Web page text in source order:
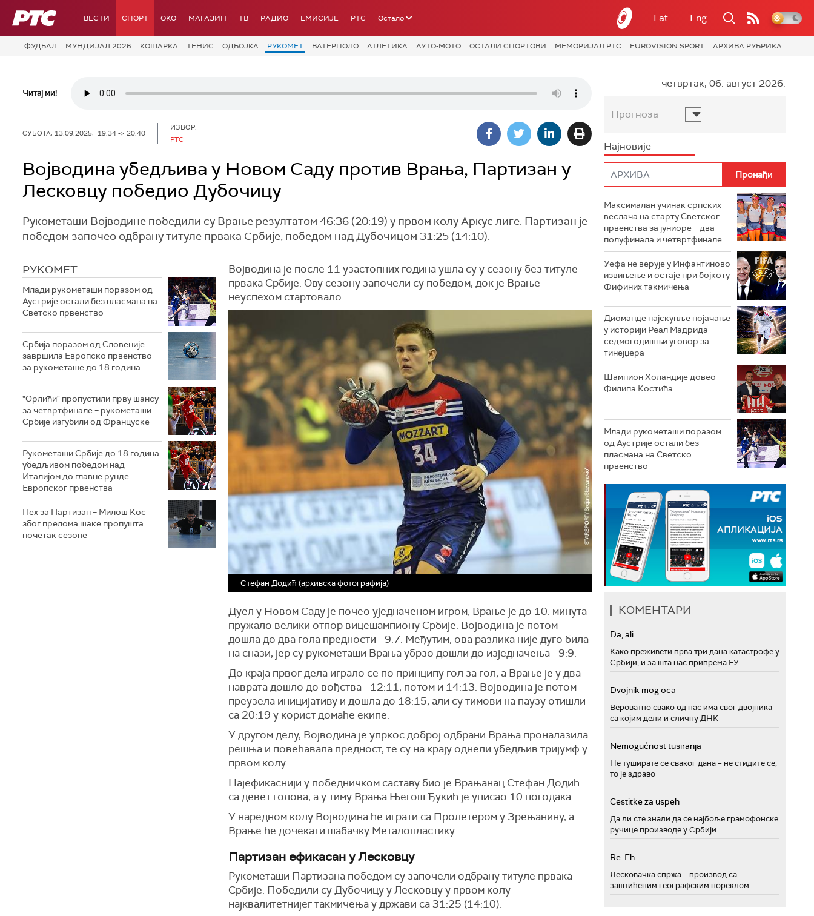
РТС ВЕСТИ СПОРТ OKO МАГАЗИН ТВ РАДИО ЕМИСИЈЕ РТС Остало Lat Eng
ФУДБАЛ МУНДИЈАЛ 2026 КОШАРКА ТЕНИС ОДБОЈКА РУКОМЕТ ВАТЕРПОЛО АТЛЕТИКА АУТО-МОТО ОСТАЛИ СПОРТОВИ МЕМОРИЈАЛ РТС EUROVISION SPORT АРХИВА РУБРИКА
Читај ми!
СУБОТА, 13.09.2025, 19:34 -> 20:40
ИЗВОР:
РТС
Војводина убедљива у Новом Саду против Врања, Партизан у
Лесковцу победио Дубочицу
Рукометаши Војводине победили су Врање резултатом 46:36 (20:19) у првом колу Аркус лиге. Партизан је
победом започео одбрану титуле првака Србије, победом над Дубочицом 31:25 (14:10).
РУКОМЕТ
Млади рукометаши поразом од
Аустрије остали без пласмана на
Светско првенство
Србија поразом од Словеније
завршила Европско првенство
за рукометаше до 18 година
"Орлићи" пропустили прву шансу
за четвртфинале – рукометаши
Србије изгубили од Француске
Рукометаши Србије до 18 година
убедљивом победом над
Италијом до главне рунде
Европског првенства
Пех за Партизан – Милош Кос
због прелома шаке пропушта
почетак сезоне
Војводина је после 11 узастопних година ушла су у сезону без титуле
првака Србије. Ову сезону започели су победом, док је Врање
неуспехом стартовало.
Стефан Додић (архивска фотографија)
Дуел у Новом Саду је почео уједначеном игром, Врање је до 10. минута
пружало велики отпор вицешампиону Србије. Војводина је потом
дошла до два гола предности - 9:7. Међутим, ова разлика није дуго била
на снази, јер су рукометаши Врања убрзо дошли до изједначења - 9:9.
До краја првог дела играло се по принципу гол за гол, а Врање је у два
наврата дошло до вођства - 12:11, потом и 14:13. Војводина је потом
преузела иницијативу и дошла до 18:15, али су тимови на паузу отишли
са 20:19 у корист домаће екипе.
У другом делу, Војводина је упркос доброј одбрани Врања проналазила
решња и повећавала предност, те су на крају однели убедљив тријумф у
првом колу.
Најефикаснији у победничком саставу био је Врањанац Стефан Додић
са девет голова, а у тиму Врања Његош Ђукић је уписао 10 погодака.
У наредном колу Војводина ће играти са Пролетером у Зрењанину, а
Врање ће дочекати шабачку Металопластику.
Партизан ефикасан у Лесковцу
Рукометаши Партизана победом су започели одбрану титуле првака
Србије. Победили су Дубочицу у Лесковцу у првом колу
најквалитетнијег такмичења у држави са 31:25 (14:10).
четвртак, 06. август 2026.
Прогноза
Најновије
Максималан учинак српских
веслача на старту Светског
првенства за јуниоре – два
полуфинала и четвртфинале
Уефа не верује у Инфантиново
извињење и остаје при бојкоту
Фифиних такмичења
Диоманде најскупље појачање
у историји Реал Мадрида –
седмогодишњи уговор за
тинејџера
Шампион Холандије довео
Филипа Костића
Млади рукометаши поразом
од Аустрије остали без
пласмана на Светско
првенство
КОМЕНТАРИ
Da, ali...
Како преживети прва три дана катастрофе у
Србији, и за шта нас припрема ЕУ
Dvojnik mog oca
Вероватно свако од нас има свог двојника
са којим дели и сличну ДНК
Nemogućnost tusiranja
Не туширате се сваког дана – не стидите се,
то је здраво
Cestitke za uspeh
Да ли сте знали да се најбоље грамофонске
ручице производе у Србији
Re: Eh...
Лесковачка спржа – производ са
заштићеним географским пореклом